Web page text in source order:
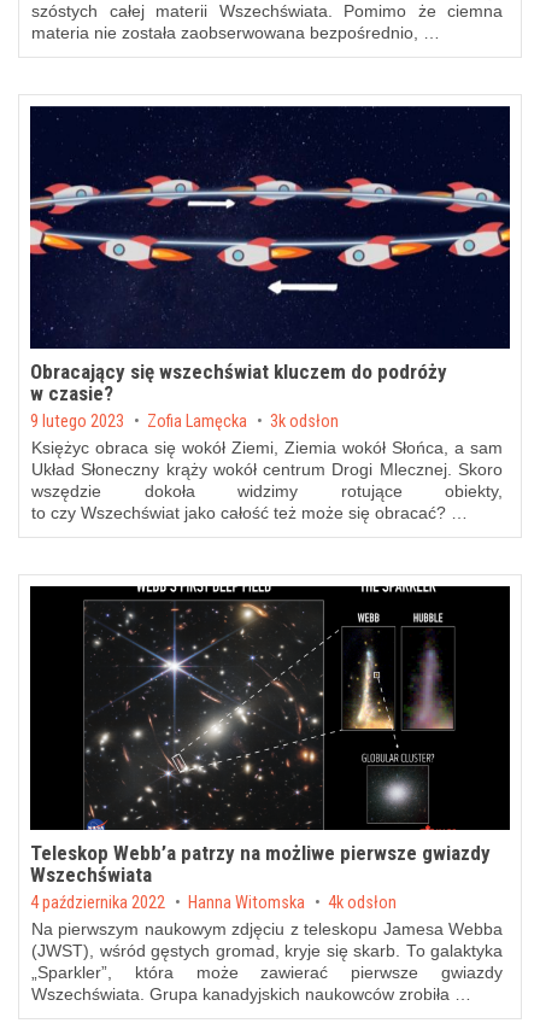
szóstych całej materii Wszechświata. Pomimo że ciemna
materia nie została zaobserwowana bezpośrednio, …
Obracający się wszechświat kluczem do podróży
w czasie?
Posted on
9 lutego 2023 by Zofia Lamęcka 3k odsłon
Księżyc obraca się wokół Ziemi, Ziemia wokół Słońca, a sam
Układ Słoneczny krąży wokół centrum Drogi Mlecznej. Skoro
wszędzie dokoła widzimy rotujące obiekty,
to czy Wszechświat jako całość też może się obracać? …
Teleskop Webb’a patrzy na możliwe pierwsze gwiazdy
Wszechświata
Posted on
4 października 2022 by Hanna Witomska 4k odsłon
Na pierwszym naukowym zdjęciu z teleskopu Jamesa Webba
(JWST), wśród gęstych gromad, kryje się skarb. To galaktyka
„Sparkler”, która może zawierać pierwsze gwiazdy
Wszechświata. Grupa kanadyjskich naukowców zrobiła …